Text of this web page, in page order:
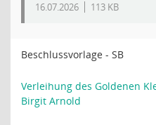
16.07.2026 113 KB
Beschlussvorlage - SB
Verleihung des Goldenen
Birgit Arnold